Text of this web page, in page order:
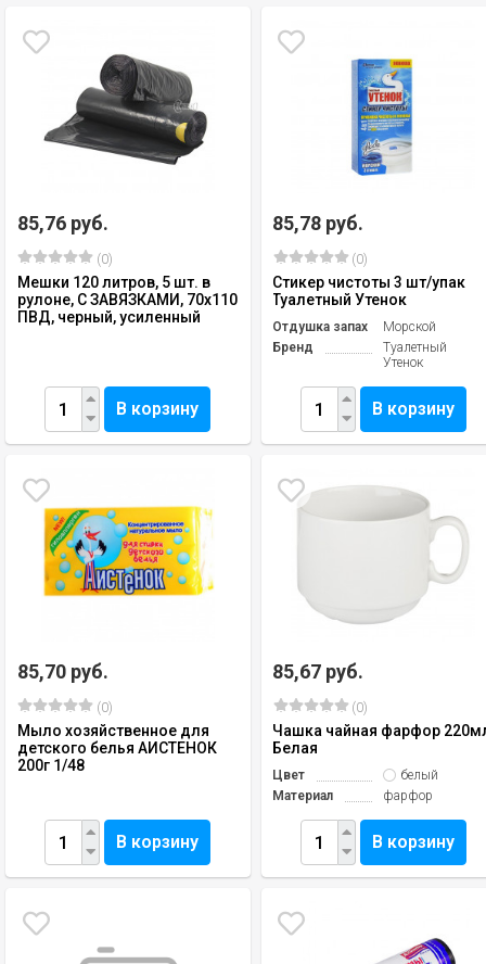
85,76 руб.
(0)
Мешки 120 литров, 5 шт. в
рулоне, С ЗАВЯЗКАМИ, 70х110
ПВД, черный, усиленный
В корзину
85,78 руб.
(0)
Стикер чистоты 3 шт/упак
Туалетный Утенок
Отдушка запах
Морской
Бренд
Туалетный
Утенок
В корзину
85,70 руб.
(0)
Мыло хозяйственное для
детского белья АИСТЕНОК
200г 1/48
В корзину
85,67 руб.
(0)
Чашка чайная фарфор
Белая
Цвет
белый
Материал
фарфор
В корзину